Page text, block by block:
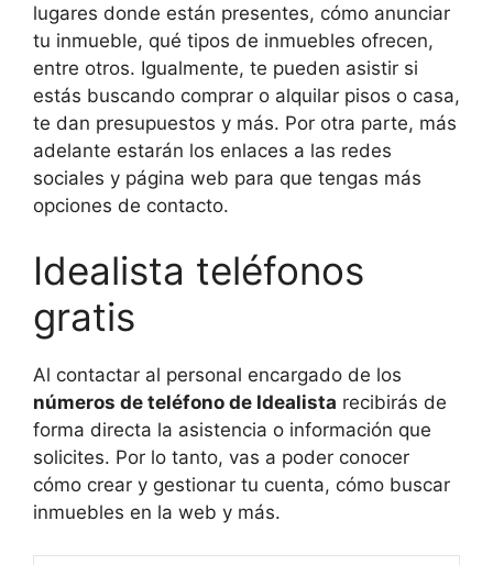
lugares donde están presentes, cómo anunciar
tu inmueble, qué tipos de inmuebles ofrecen,
entre otros. Igualmente, te pueden asistir si
estás buscando comprar o alquilar pisos o casa,
te dan presupuestos y más. Por otra parte, más
adelante estarán los enlaces a las redes
sociales y página web para que tengas más
opciones de contacto.
Idealista teléfonos
gratis
Al contactar al personal encargado de los
números de teléfono de Idealista recibirás de
forma directa la asistencia o información que
solicites. Por lo tanto, vas a poder conocer
cómo crear y gestionar tu cuenta, cómo buscar
inmuebles en la web y más.